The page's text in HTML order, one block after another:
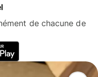
de chacune de